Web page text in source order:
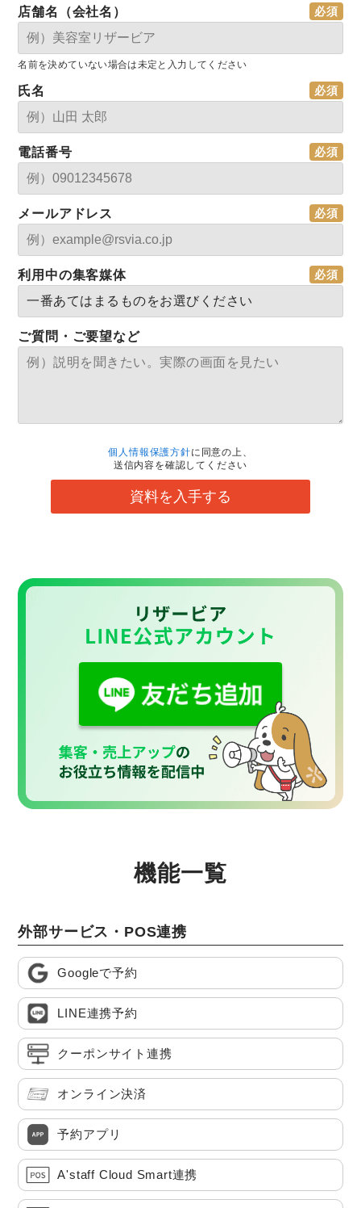
店舗名（会社名）
名前を決めていない場合は未定と入力してください
氏名
電話番号
メールアドレス
利用中の集客媒体
ご質問・ご要望など
個人情報保護方針に同意の上、
送信内容を確認してください
資料を入手する
機能一覧
外部サービス・POS連携
Googleで予約
LINE連携予約
クーポンサイト連携
オンライン決済
予約アプリ
A'staff Cloud Smart連携